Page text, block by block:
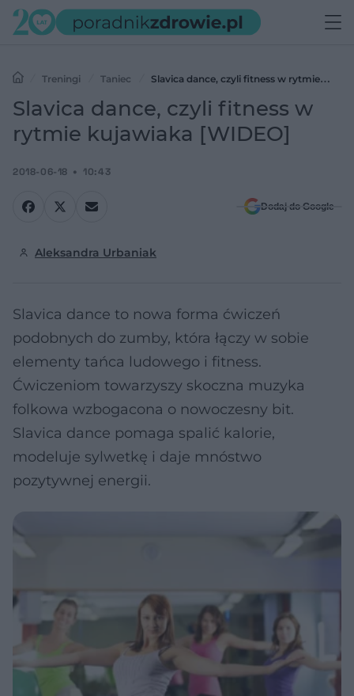
Treningi Taniec
Slavica dance, czyli fitness w rytmie
kujawiaka [WIDEO]
Slavica dance, czyli fitness w
rytmie kujawiaka [WIDEO]
2018-06-18 10:43
Dodaj do Google
Aleksandra Urbaniak
Slavica dance to nowa forma ćwiczeń
podobnych do zumby, która łączy w sobie
elementy tańca ludowego i fitness.
Ćwiczeniom towarzyszy skoczna muzyka
folkowa wzbogacona o nowoczesny bit.
Slavica dance pomaga spalić kalorie,
modeluje sylwetkę i daje mnóstwo
pozytywnej energii.